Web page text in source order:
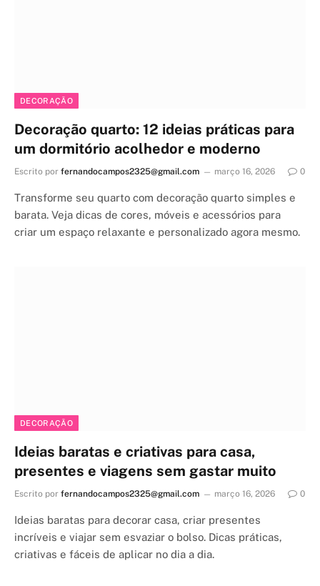
DECORAÇÃO
Decoração quarto: 12 ideias práticas para
um dormitório acolhedor e moderno
Escrito por fernandocampos2325@gmail.com março 16, 2026 0
Transforme seu quarto com decoração quarto simples e
barata. Veja dicas de cores, móveis e acessórios para
criar um espaço relaxante e personalizado agora mesmo.
DECORAÇÃO
Ideias baratas e criativas para casa,
presentes e viagens sem gastar muito
Escrito por fernandocampos2325@gmail.com março 16, 2026 0
Ideias baratas para decorar casa, criar presentes
incríveis e viajar sem esvaziar o bolso. Dicas práticas,
criativas e fáceis de aplicar no dia a dia.